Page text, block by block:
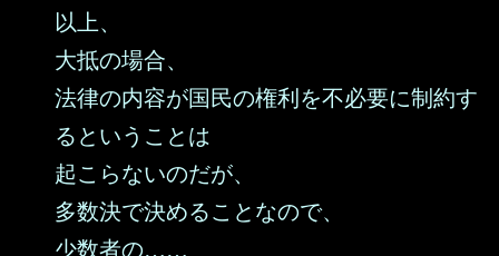
以上、
大抵の場合、
法律の内容が国民の権利を不必要に制約す
るということは
起こらないのだが、
多数決で決めることなので、
少数者の……